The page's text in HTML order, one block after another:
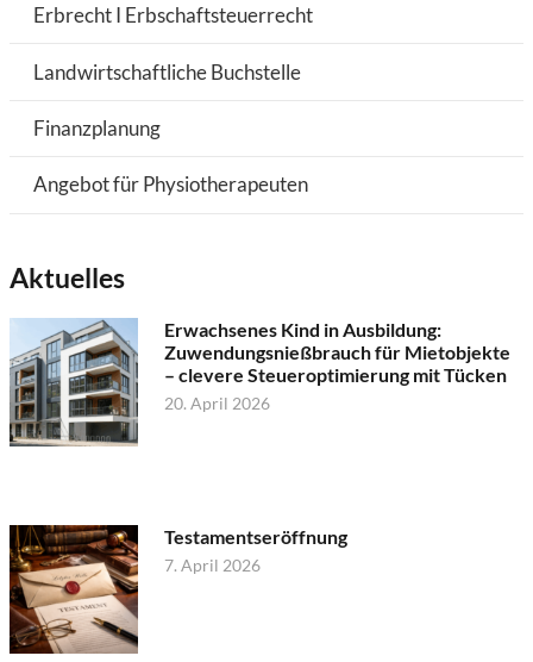
Erbrecht I Erbschaftsteuerrecht
Landwirtschaftliche Buchstelle
Finanzplanung
Angebot für Physiotherapeuten
Aktuelles
Erwachsenes Kind in Ausbildung:
Zuwendungsnießbrauch für Mietobjekte
– clevere Steueroptimierung mit Tücken
20. April 2026
Testamentseröffnung
7. April 2026